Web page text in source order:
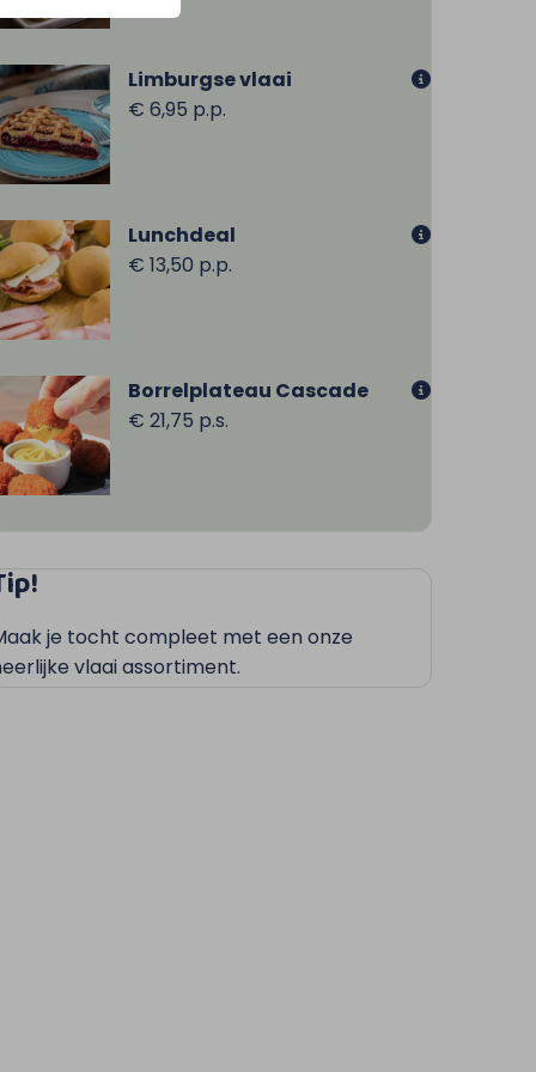
Limburgse vlaai
€ 6,95 p.p.
Lunchdeal
€ 13,50 p.p.
Borrelplateau Cascade
€ 21,75 p.s.
je tocht compleet met een onze
vlaai assortiment.